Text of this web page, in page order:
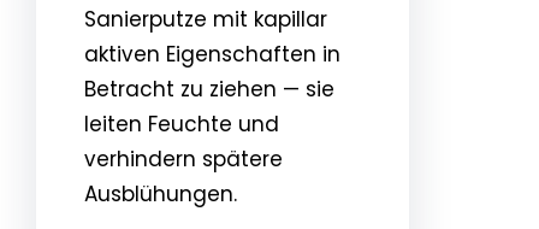
Sanierputze mit kapillar
aktiven Eigenschaften in
Betracht zu ziehen — sie
leiten Feuchte und
verhindern spätere
Ausblühungen.